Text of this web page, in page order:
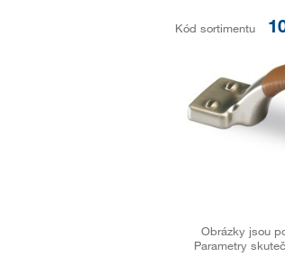
Kód sortimentu
Obrázky jsou
Parametry